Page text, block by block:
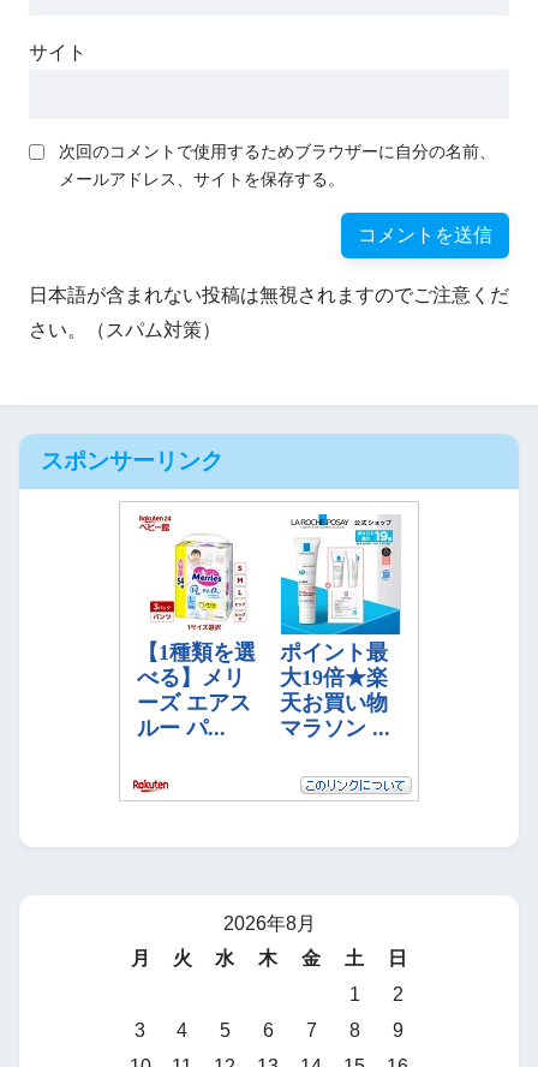
サイト
次回のコメントで使用するためブラウザーに自分の名前、
メールアドレス、サイトを保存する。
日本語が含まれない投稿は無視されますのでご注意くだ
さい。（スパム対策）
スポンサーリンク
2026年8月
月
火 水 木 金 土
日
1
2
3
4 5 6 7 8
9